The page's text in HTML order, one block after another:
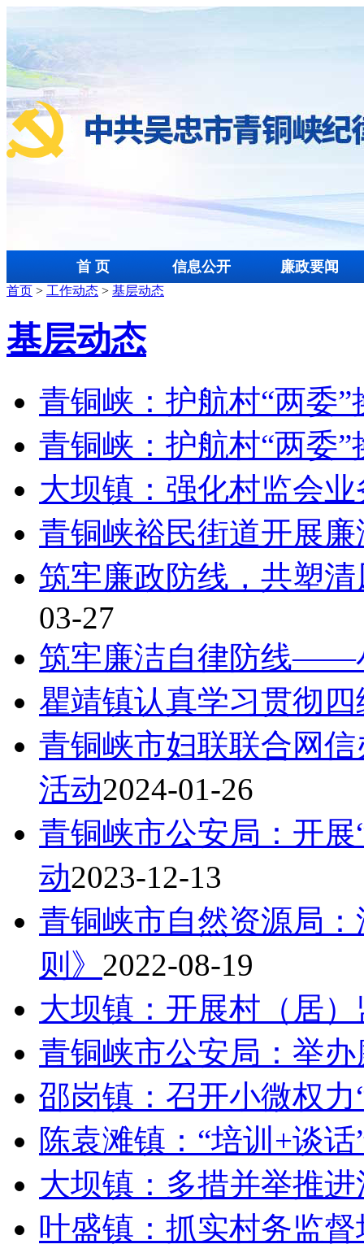
首 页 信息公开 廉政要闻
首页 > 工作动态 > 基层动态
基层动态
青铜峡：护航村“两委
青铜峡：护航村“两委
大坝镇：强化村监会
青铜峡裕民街道开展
筑牢廉政防线，共塑
03-27
筑牢廉洁自律防线——
瞿靖镇认真学习贯彻
青铜峡市妇联联合网
活动2024-01-26
青铜峡市公安局：开
动2023-12-13
青铜峡市自然资源局
则》 2022-08-19
大坝镇：开展村（居
青铜峡市公安局：举
邵岗镇：召开小微权
陈袁滩镇：“培训+谈
大坝镇：多措并举推
叶盛镇：抓实村务监